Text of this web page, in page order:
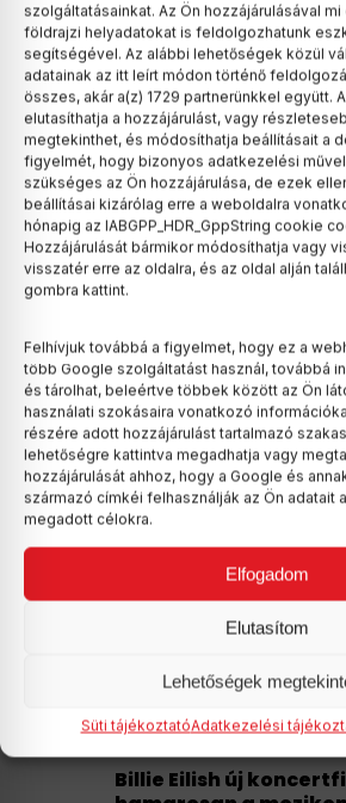
szolgáltatásainkat. Az Ön hozzájárulásával
földrajzi helyadatokat is feldolgozhatunk
segítségével. Az alábbi lehetőségek közül
adatainak az itt leírt módon történő
összes, akár a(z) 1729 partnerünkkel együtt.
elutasíthatja a hozzájárulást, vagy
megtekinthet, és módosíthatja beállításait a
figyelmét, hogy bizonyos adatkezelési
szükséges az Ön hozzájárulása, de ezek
beállításai kizárólag erre a weboldalra
hónapig az IABGPP_HDR_GppString cookie
Hozzájárulását bármikor módosíthatja vagy
visszatér erre az oldalra, és az oldal alján
gombra kattint.
Felhívjuk továbbá a figyelmet, hogy ez a
több Google szolgáltatást használ, továbbá
és tárolhat, beleértve többek között az Ön
használati szokásaira vonatkozó
részére adott hozzájárulást tartalmazó
lehetőségre kattintva megadhatja vagy
hozzájárulását ahhoz, hogy a Google és
származó címkéi felhasználják az Ön adatait
megadott célokra.
Elfogadom
Elutasítom
Lehetőségek
Süti tájékoztatóAdatkezelési
Billie Eilish új